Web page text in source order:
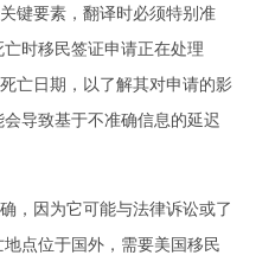
键要素，翻译时必须特别准
时移民签证申请正在处理
亡日期，以了解其对申请的影
导致基于不准确信息的延迟
，因为它可能与法律诉讼或了
点位于国外，需要美国移民